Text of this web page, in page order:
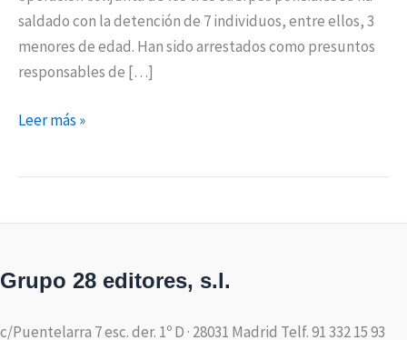
saldado con la detención de 7 individuos, entre ellos, 3
menores de edad. Han sido arrestados como presuntos
responsables de […]
Leer más »
Grupo 28 editores, s.l.
c/Puentelarra 7 esc. der. 1º D · 28031 Madrid Telf. 91 332 15 93